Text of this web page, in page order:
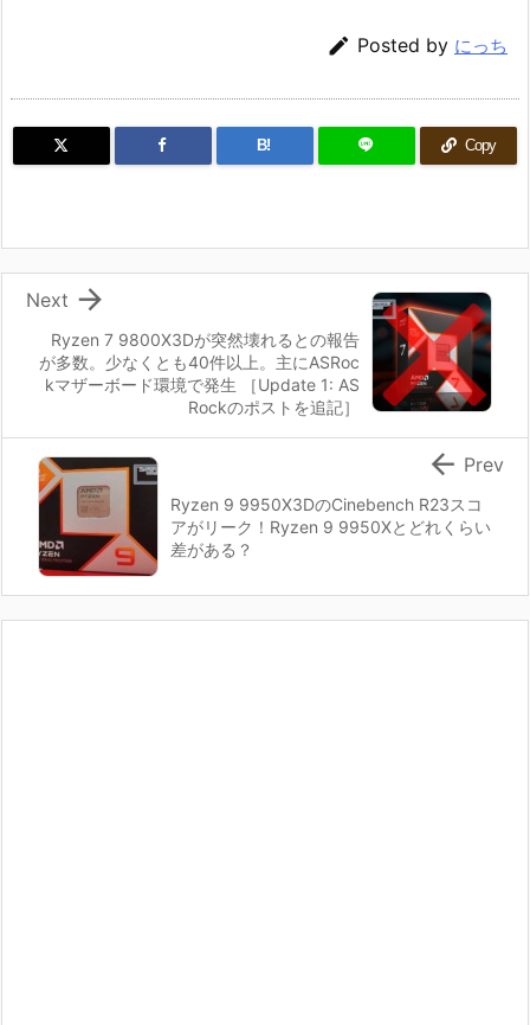
 Posted by にっち
B! Copy
Ryzen 7 9800X3Dが突然壊れるとの報告
が多数。少なくとも40件以上。主にASRoc
kマザーボード環境で発生 ［Update 1: AS
Rockのポストを追記］

Next
Ryzen 9 9950X3DのCinebench R23スコ
アがリーク！Ryzen 9 9950Xとどれくらい
差がある？
 Prev